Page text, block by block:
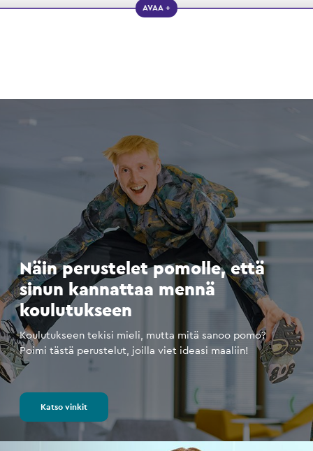
AVAA +
Näin perustelet pomolle, että
sinun kannattaa mennä
koulutukseen
Koulutukseen tekisi mieli, mutta mitä sanoo pomo?
Poimi tästä perustelut, joilla viet ideasi maaliin!
Katso vinkit